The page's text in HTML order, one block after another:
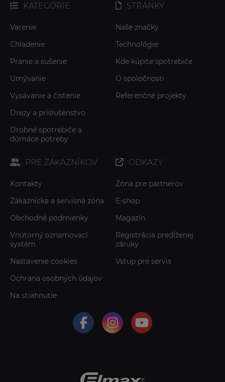
KATEGÓRIE
Varenie
Chladenie
Pranie a sušenie
Umývanie
Vysávanie a čistenie
Drezy a príslušenstvo
Drobné spotrebiče a
domáce potreby
STRÁNKY
Naše značky
Technológie
Kde kúpite spotrebiče
O spoločnosti
Referenčné projekty
PRE ZÁKAZNÍKOV
Kontakty
Zákaznícka a servisná zóna
Obchodné podmienky
Vnútorný oznamovací
systém
Nastavenie cookies
Ochrana osobných údajov
Na stiahnutie
ODKAZY
Zóna pre partnerov
E-shop
Magazín
Registrácia predĺženej
záruky
Vstup pre servis